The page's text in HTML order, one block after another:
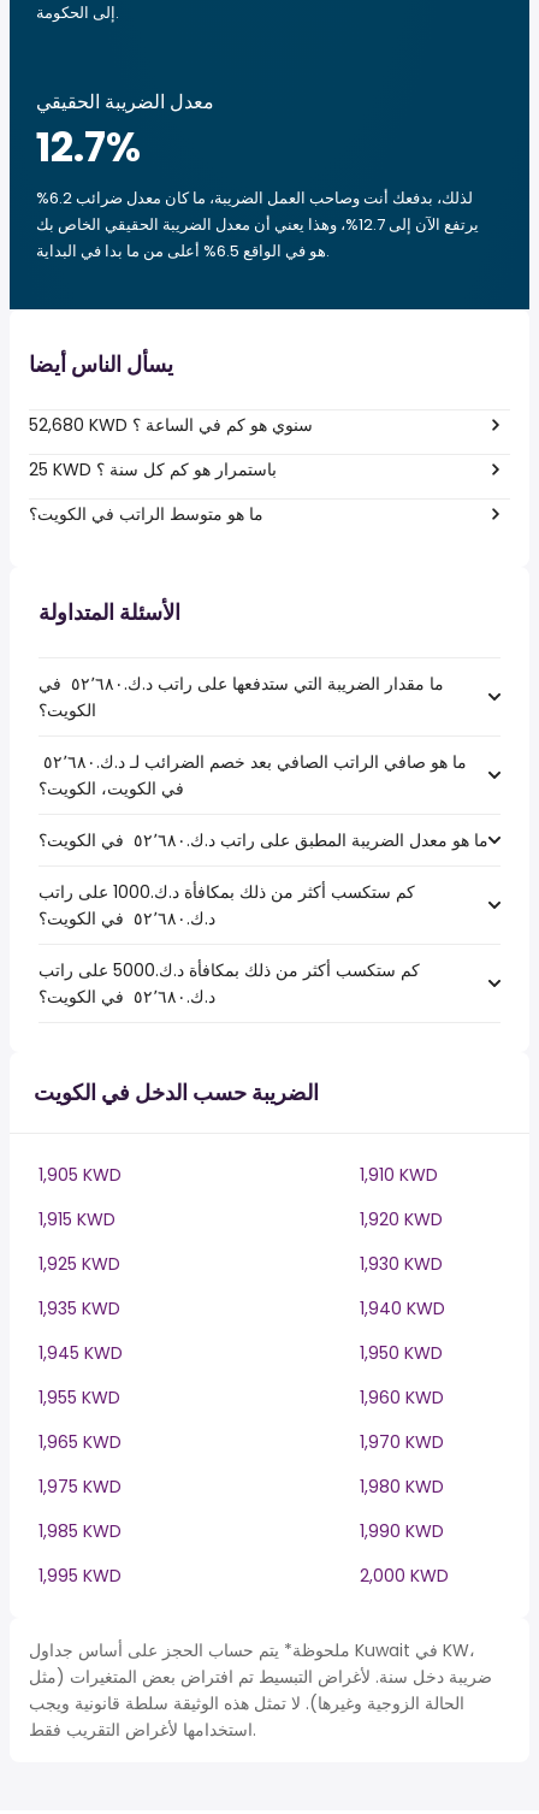
إلى الحكومة.
معدل الضريبة الحقيقي
12.7%
لذلك، بدفعك أنت وصاحب العمل الضريبة، ما كان معدل ضرائب 6.2%
يرتفع الآن إلى 12.7%، وهذا يعني أن معدل الضريبة الحقيقي الخاص بك
هو في الواقع 6.5% أعلى من ما بدا في البداية.
يسأل الناس أيضا
52,680 KWD سنوي هو كم في الساعة ؟
25 KWD باستمرار هو كم كل سنة ؟
ما هو متوسط الراتب في الكويت؟
الأسئلة المتداولة
ما مقدار الضريبة التي ستدفعها على راتب د.ك.‏٥٢٬٦٨٠ ‏ في
الكويت؟
في الكويت، الكويت؟
ما هو معدل الضريبة المطبق على راتب د.ك.‏٥٢٬٦٨٠ ‏ في الكويت؟
كم ستكسب أكثر من ذلك بمكافأة د.ك.1000 على راتب
د.ك.‏٥٢٬٦٨٠ ‏ في الكويت؟
كم ستكسب أكثر من ذلك بمكافأة د.ك.5000 على راتب
د.ك.‏٥٢٬٦٨٠ ‏ في الكويت؟
الضريبة حسب الدخل في الكويت
1,905 KWD
1,910 KWD
1,915 KWD
1,920 KWD
1,925 KWD
1,930 KWD
1,935 KWD
1,940 KWD
1,945 KWD
1,950 KWD
1,955 KWD
1,960 KWD
1,965 KWD
1,970 KWD
1,975 KWD
1,980 KWD
1,985 KWD
1,990 KWD
1,995 KWD
2,000 KWD
ملحوظة* يتم حساب الحجز على أساس جداول Kuwait في KW،
ضريبة دخل سنة. لأغراض التبسيط تم افتراض بعض المتغيرات (مثل
الحالة الزوجية وغيرها). لا تمثل هذه الوثيقة سلطة قانونية ويجب
استخدامها لأغراض التقريب فقط.